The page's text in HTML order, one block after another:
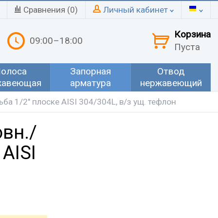
Сравнения (0) Личный кабинет
09:00–18:00
Корзина
Пуста
Запорная
арматура
Отвод
нержавеющий
1/2" плоске AISI 304/304L, в/з ущ. тефлон